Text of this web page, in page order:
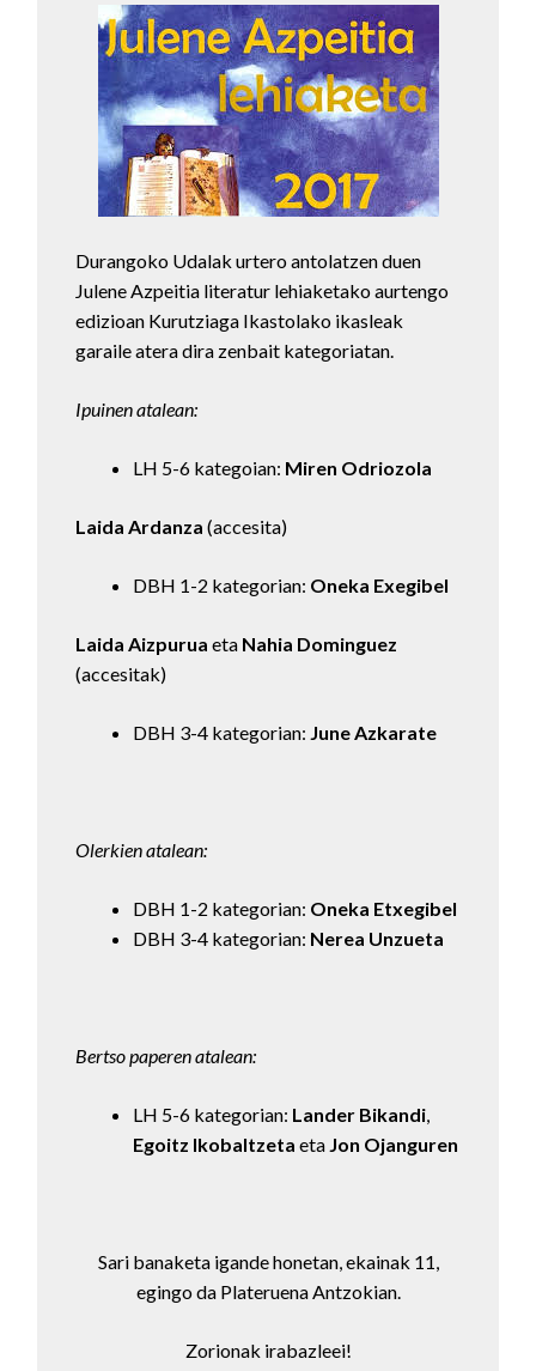
Durangoko Udalak urtero antolatzen duen
Julene Azpeitia literatur lehiaketako aurtengo
edizioan Kurutziaga Ikastolako ikasleak
garaile atera dira zenbait kategoriatan.
Ipuinen atalean:
LH 5-6 kategoian: Miren Odriozola
Laida Ardanza (accesita)
DBH 1-2 kategorian: Oneka Exegibel
Laida Aizpurua eta Nahia Dominguez
(accesitak)
DBH 3-4 kategorian: June Azkarate
Olerkien atalean:
DBH 1-2 kategorian: Oneka Etxegibel
DBH 3-4 kategorian: Nerea Unzueta
Bertso paperen atalean:
LH 5-6 kategorian: Lander Bikandi,
Egoitz Ikobaltzeta eta Jon Ojanguren
Sari banaketa igande honetan, ekainak 11,
egingo da Plateruena Antzokian.
Zorionak irabazleei!